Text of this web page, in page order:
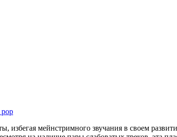
мейнстримного звучания в своем